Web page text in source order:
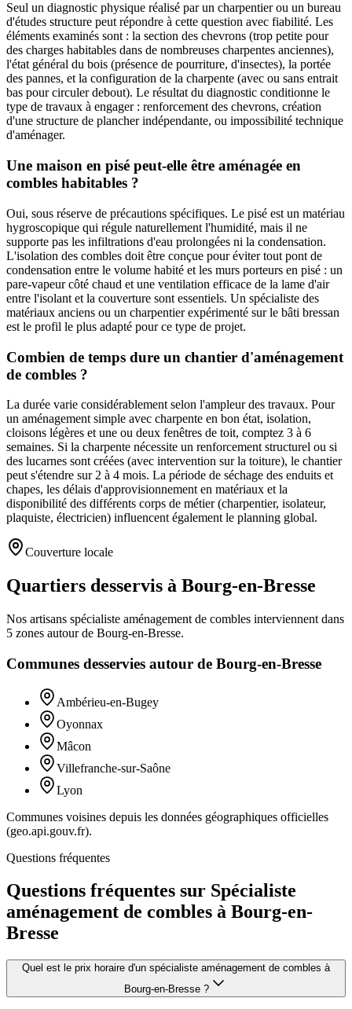
Seul un diagnostic physique réalisé par un charpentier ou un bureau
d'études structure peut répondre à cette question avec fiabilité. Les
éléments examinés sont : la section des chevrons (trop petite pour
des charges habitables dans de nombreuses charpentes anciennes),
l'état général du bois (présence de pourriture, d'insectes), la portée
des pannes, et la configuration de la charpente (avec ou sans entrait
bas pour circuler debout). Le résultat du diagnostic conditionne le
type de travaux à engager : renforcement des chevrons, création
d'une structure de plancher indépendante, ou impossibilité technique
d'aménager.
Une maison en pisé peut-elle être aménagée en
combles habitables ?
Oui, sous réserve de précautions spécifiques. Le pisé est un matériau
hygroscopique qui régule naturellement l'humidité, mais il ne
supporte pas les infiltrations d'eau prolongées ni la condensation.
L'isolation des combles doit être conçue pour éviter tout pont de
condensation entre le volume habité et les murs porteurs en pisé : un
pare-vapeur côté chaud et une ventilation efficace de la lame d'air
entre l'isolant et la couverture sont essentiels. Un spécialiste des
matériaux anciens ou un charpentier expérimenté sur le bâti bressan
est le profil le plus adapté pour ce type de projet.
Combien de temps dure un chantier d'aménagement
de combles ?
La durée varie considérablement selon l'ampleur des travaux. Pour
un aménagement simple avec charpente en bon état, isolation,
cloisons légères et une ou deux fenêtres de toit, comptez 3 à 6
semaines. Si la charpente nécessite un renforcement structurel ou si
des lucarnes sont créées (avec intervention sur la toiture), le chantier
peut s'étendre sur 2 à 4 mois. La période de séchage des enduits et
chapes, les délais d'approvisionnement en matériaux et la
disponibilité des différents corps de métier (charpentier, isolateur,
plaquiste, électricien) influencent également le planning global.
Couverture locale
Quartiers desservis à Bourg-en-Bresse
Nos artisans spécialiste aménagement de combles interviennent dans
5 zones autour de Bourg-en-Bresse.
Communes desservies autour de Bourg-en-Bresse
Ambérieu-en-Bugey
Oyonnax
Mâcon
Villefranche-sur-Saône
Lyon
Communes voisines depuis les données géographiques officielles
(geo.api.gouv.fr).
Questions fréquentes
Questions fréquentes sur Spécialiste
aménagement de combles à Bourg-en-
Bresse
Quel est le prix horaire d'un spécialiste aménagement de combles à
Bourg-en-Bresse ?